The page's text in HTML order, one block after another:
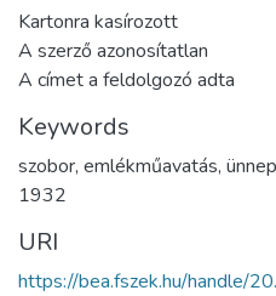
Kartonra kasírozott
A szerző azonosítatlan
A címet a feldolgozó adta
Keywords
szobor, emlékműavatás,
1932
URI
https://bea.fszek.hu/handle/